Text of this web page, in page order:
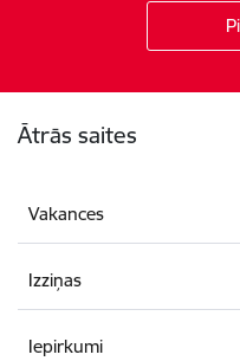
Ātrās saites
Vakances
Izziņas
Iepirkumi